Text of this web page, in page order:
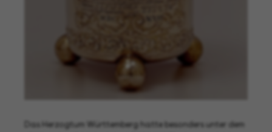
Das Herzogtum Württemberg hatte besonders unter dem